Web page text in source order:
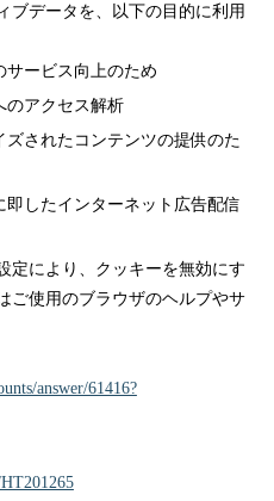
ブデータを、以下の目的に利用
サービス向上のため
のアクセス解析
ズされたコンテンツの提供のた
即したインターネット広告配信
定により、クッキーを無効にす
ご使用のブラウザのヘルプやサ
answer/61416?